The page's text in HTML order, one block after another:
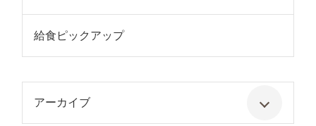
給食ピックアップ
アーカイブ